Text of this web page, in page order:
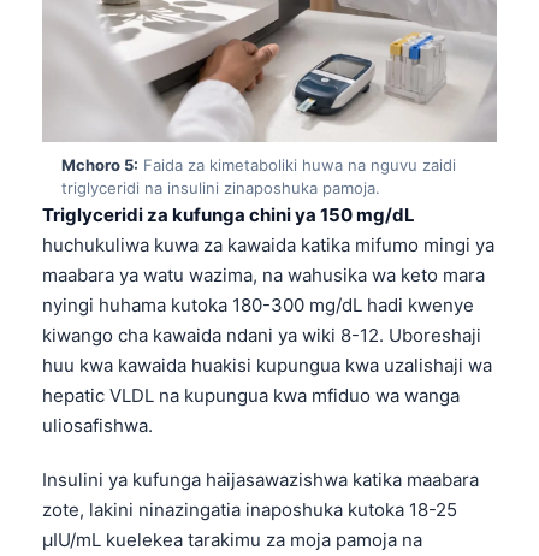
Mchoro 5: Faida za kimetaboliki huwa na nguvu zaidi
triglyceridi na insulini zinaposhuka pamoja.
Triglyceridi za kufunga chini ya 150 mg/dL
huchukuliwa kuwa za kawaida katika mifumo mingi ya
maabara ya watu wazima, na wahusika wa keto mara
nyingi huhama kutoka 180-300 mg/dL hadi kwenye
kiwango cha kawaida ndani ya wiki 8-12. Uboreshaji
huu kwa kawaida huakisi kupungua kwa uzalishaji wa
hepatic VLDL na kupungua kwa mfiduo wa wanga
uliosafishwa.
Insulini ya kufunga haijasawazishwa katika maabara
zote, lakini ninazingatia inaposhuka kutoka 18-25
μIU/mL kuelekea tarakimu za moja pamoja na
Македонски јазик
Euskara
Occitan
العربية المغربية
Afrikaans
Монгол
ພາສາລາວ
Basa Jawa
Cebuano
Кыргызча
Татар теле
Беларуская мова